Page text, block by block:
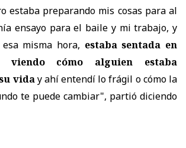
estaba preparando mis cosas para al
ensayo para el baile y mi trabajo, y
misma hora, estaba sentada en
viendo cómo alguien estaba
viday ahí entendí lo frágil o cómo la
te puede cambiar", partió diciendo